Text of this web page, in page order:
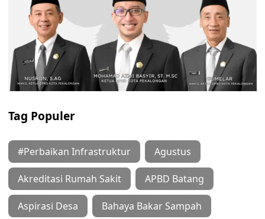
Tag Populer
#Perbaikan Infrastruktur Agustus
Akreditasi Rumah Sakit APBD Batang
Aspirasi Desa Bahaya Bakar Sampah